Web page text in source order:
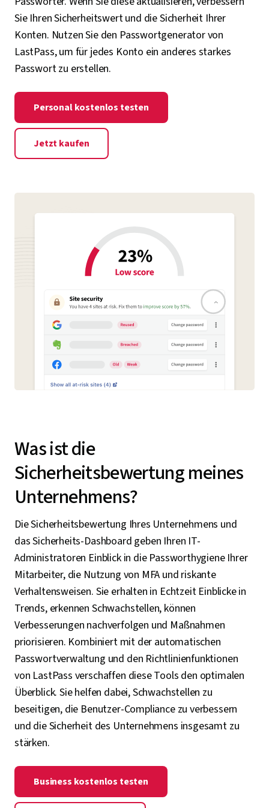
Sie Ihren Sicherheitswert und die Sicherheit Ihrer
Konten. Nutzen Sie den Passwortgenerator von
LastPass, um für jedes Konto ein anderes starkes
Passwort zu erstellen.
Personal kostenlos testen
Jetzt kaufen
Was ist die
Sicherheitsbewertung meines
Unternehmens?
Die Sicherheitsbewertung Ihres Unternehmens und
das Sicherheits-Dashboard geben Ihren IT-
Administratoren Einblick in die Passworthygiene Ihrer
Mitarbeiter, die Nutzung von MFA und riskante
Verhaltensweisen. Sie erhalten in Echtzeit Einblicke in
Trends, erkennen Schwachstellen, können
Verbesserungen nachverfolgen und Maßnahmen
priorisieren. Kombiniert mit der automatischen
Passwortverwaltung und den Richtlinienfunktionen
von LastPass verschaffen diese Tools den optimalen
Überblick. Sie helfen dabei, Schwachstellen zu
beseitigen, die Benutzer-Compliance zu verbessern
und die Sicherheit des Unternehmens insgesamt zu
stärken.
Business kostenlos testen